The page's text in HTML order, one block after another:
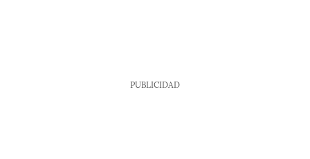
PUBLICIDAD